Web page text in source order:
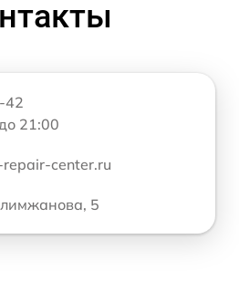
42
21:00
repair-center.ru
5